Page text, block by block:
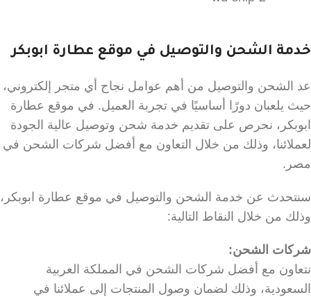
خدمة الشحن والتوصيل في موقع عطارة ابوبكر
عد الشحن والتوصيل من أهم عوامل نجاح أي متجر إلكتروني،
حيث يلعبان دورًا أساسيًا في تجربة العميل. في موقع عطارة
ابوبكر، نحرص على تقديم خدمة شحن وتوصيل عالية الجودة
لعملائنا، وذلك من خلال التعاون مع أفضل شركات الشحن في
مصر.
سنتحدث عن خدمة الشحن والتوصيل في موقع عطارة ابوبكر،
وذلك من خلال النقاط التالية:
شركات الشحن:
نتعاون مع أفضل شركات الشحن في المملكة العربية
السعودية، وذلك لضمان وصول المنتجات إلى عملائنا في